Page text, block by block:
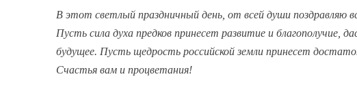
В этот светлый праздничный день, от всей души поздравляю
Пусть сила духа предков принесет развитие и благополучие,
будущее. Пусть щедрость российской земли принесет
Счастья вам и процветания!